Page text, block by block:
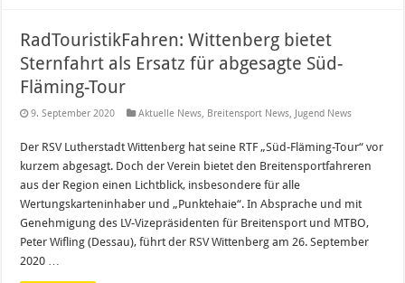
RadTouristikFahren: Wittenberg bietet
Sternfahrt als Ersatz für abgesagte Süd-
Fläming-Tour
9. September 2020 Aktuelle News, Breitensport News, Jugend News
Der RSV Lutherstadt Wittenberg hat seine RTF „Süd-Fläming-Tour“ vor
kurzem abgesagt. Doch der Verein bietet den Breitensportfahreren
aus der Region einen Lichtblick, insbesondere für alle
Wertungskarteninhaber und „Punktehaie“. In Absprache und mit
Genehmigung des LV-Vizepräsidenten für Breitensport und MTBO,
Peter Wifling (Dessau), führt der RSV Wittenberg am 26. September
2020 …